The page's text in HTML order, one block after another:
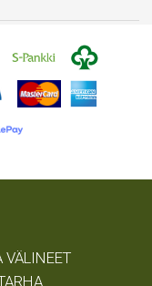
VÄLINEET